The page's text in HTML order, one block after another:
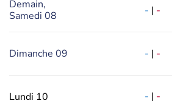
Demain,
Samedi 08
- | -
Dimanche 09 - | -
Lundi 10 - | -